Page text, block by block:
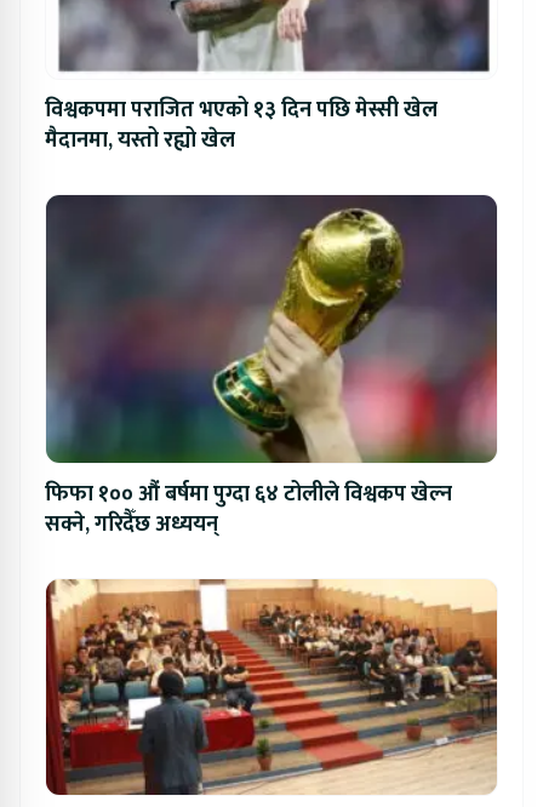
विश्वकपमा पराजित भएको १३ दिन पछि मेस्सी खेल
मैदानमा, यस्तो रह्यो खेल
फिफा १०० औं बर्षमा पुग्दा ६४ टोलीले विश्वकप खेल्न
सक्ने, गरिदैँछ अध्ययन्